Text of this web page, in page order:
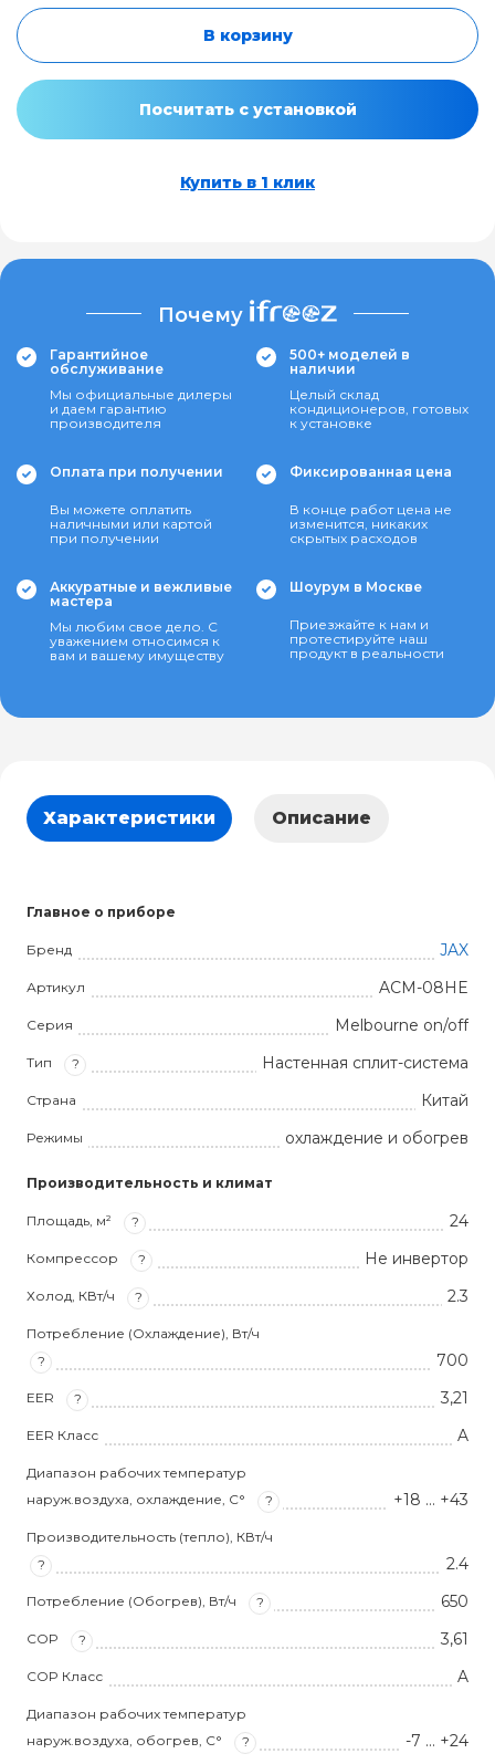
В корзину
Посчитать с установкой
Купить в 1 клик
Почему
Гарантийное
обслуживание
Мы официальные дилеры
и даем гарантию
производителя
500+ моделей в
наличии
Целый склад
кондиционеров, готовых
к установке
Оплата при получении
Вы можете оплатить
наличными или картой
при получении
Фиксированная цена
В конце работ цена не
изменится, никаких
скрытых расходов
Аккуратные и вежливые
мастера
Мы любим свое дело. С
уважением относимся к
вам и вашему имуществу
Шоурум в Москве
Приезжайте к нам и
протестируйте наш
продукт в реальности
Характеристики Описание
Главное о приборе
Бренд JAX
Артикул ACM-08HE
Серия Melbourne on/off
Тип ? Настенная сплит-система
Страна Китай
Режимы охлаждение и обогрев
Производительность и климат
Площадь, м² ? 24
Компрессор ? Не инвертор
Холод, КВт/ч ? 2.3
Потребление (Охлаждение), Вт/ч
?
700
EER ? 3,21
EER Класс A
Диапазон рабочих температур
наруж.воздуха, охлаждение, С°
? +18 … +43
Производительность (тепло), КВт/ч
?
2.4
Потребление (Обогрев), Вт/ч ? 650
COP ? 3,61
COP Класс A
Диапазон рабочих температур
наруж.воздуха, обогрев, С°
? -7 … +24